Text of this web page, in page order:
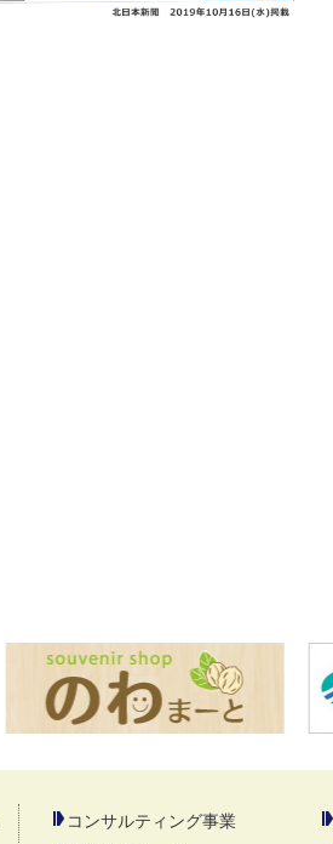
コンサルティング事業